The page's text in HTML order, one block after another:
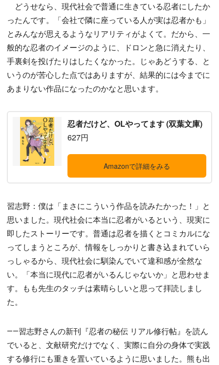
どうせなら、現代社会で普通に生きている忍者にしたか
ったんです。「会社で隣に座っている人が実は忍者かも」
とみんなが思えるようなリアリティがよくて。だから、一
般的な忍者のイメージのように、ドロンと急に消えたり、
手裏剣を投げたりはしたくなかった。じゃあどうする、と
いうのが苦心した点ではありますが、結果的には今までに
あまりない作品になったのかなと思います。
忍者だけど、OLやってます (双葉文庫)
627円
Amazonで詳細をみる
習志野：僕は「まさにこういう作品を読みたかった！」と
思いました。現代社会に本当に忍者がいるという、現実に
即したストーリーです。普通は忍者を描くとコミカルにな
ってしまうところが、情報をしっかりと書き込まれていら
っしゃるから、現代社会に馴染んでいて違和感が全然な
い。「本当に現代に忍者がいるんじゃないか」と思わせま
す。もも先生のタッチは素晴らしいと思って拝読しまし
た。
――習志野さんの新刊『忍者の秘伝 リアル修行帖』を読ん
でいると、文献研究だけでなく、実際に自分の身体で実践
する修行にも重きを置いているように思いました。熊も出